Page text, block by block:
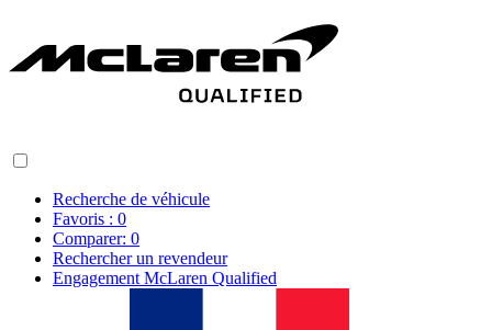
Recherche de véhicule
Favoris : 0
Comparer: 0
Rechercher un revendeur
Engagement McLaren Qualified